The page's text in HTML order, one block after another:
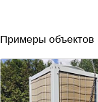
Примеры объектов